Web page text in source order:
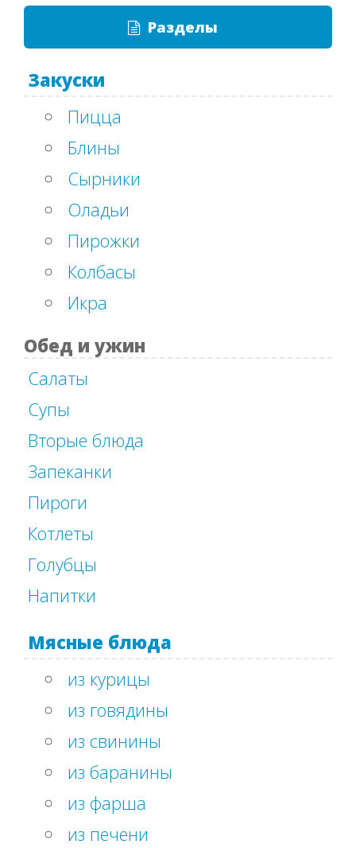
Разделы
Закуски
Пицца
Блины
Сырники
Оладьи
Пирожки
Колбасы
Икра
Обед и ужин
Салаты
Супы
Вторые блюда
Запеканки
Пироги
Котлеты
Голубцы
Напитки
Мясные блюда
из курицы
из говядины
из свинины
из баранины
из фарша
из печени